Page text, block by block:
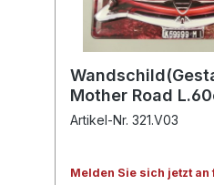
Mother Road
Artikel-Nr. 321.V03
Melden Sie sich jetzt an